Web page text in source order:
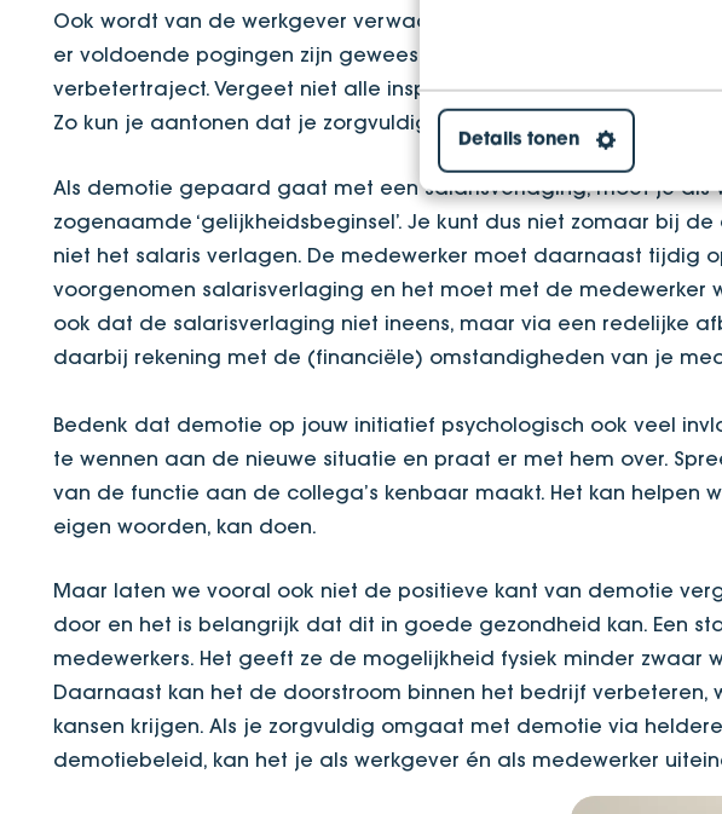
Details tonen
Ook wordt van de werkgever verwacht dat het (dis)functioneren
er voldoende pogingen zijn geweest om het functioneren te
verbetertraject. Vergeet niet alle inspanningen, beoordelingen,
Zo kun je aantonen dat je zorgvuldig hebt gehandeld.
Als demotie gepaard gaat met een salarisverlaging, moet je als
zogenaamde ‘gelijkheidsbeginsel’. Je kunt dus niet zomaar bij
niet het salaris verlagen. De medewerker moet daarnaast tijdig
voorgenomen salarisverlaging en het moet met de medewerker
ook dat de salarisverlaging niet ineens, maar via een redelijke
daarbij rekening met de (financiële) omstandigheden van je
Bedenk dat demotie op jouw initiatief psychologisch ook veel
te wennen aan de nieuwe situatie en praat er met hem over.
van de functie aan de collega’s kenbaar maakt. Het kan helpen
eigen woorden, kan doen.
Maar laten we vooral ook niet de positieve kant van demotie
door en het is belangrijk dat dit in goede gezondheid kan. Een
medewerkers. Het geeft ze de mogelijkheid fysiek minder zwaar
Daarnaast kan het de doorstroom binnen het bedrijf verbeteren,
kansen krijgen. Als je zorgvuldig omgaat met demotie via
demotiebeleid, kan het je als werkgever én als medewerker